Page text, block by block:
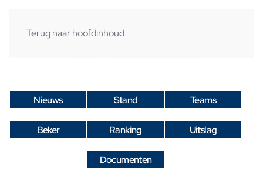
Terug naar hoofdinhoud
Nieuws Stand Teams
Beker Ranking Uitslag
Documenten